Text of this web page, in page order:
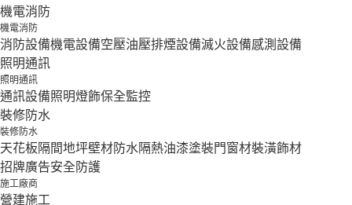
機電消防
機電消防
消防設備機電設備空壓油壓排煙設備滅火設備感測設備
照明通訊
照明通訊
通訊設備照明燈飾保全監控
裝修防水
裝修防水
天花板隔間地坪壁材防水隔熱油漆塗裝門窗材裝潢飾材
招牌廣告安全防護
施工廠商
營建施工